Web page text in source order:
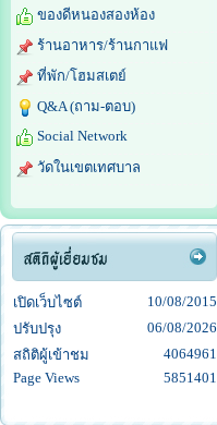
ของดีหนองสองห้อง
ร้านอาหาร/ร้านกาแฟ
ที่พัก/โฮมสเตย์
Q&A (ถาม-ตอบ)
Social Network
วัดในเขตเทศบาล
เปิดเว็บไซต์
10/08/2015
ปรับปรุง
06/08/2026
สถิติผู้เข้าชม
4064961
Page Views
5851401